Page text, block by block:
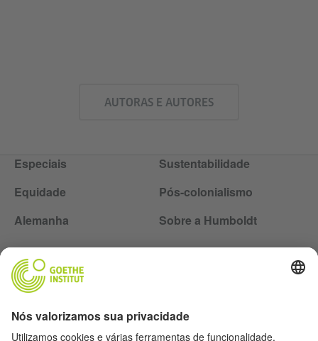
AUTORAS E AUTORES
Especiais
Sustentabilidade
Equidade
Pós-colonialismo
Alemanha
Sobre a Humboldt
Siga a revista Humboldt nas redes sociais